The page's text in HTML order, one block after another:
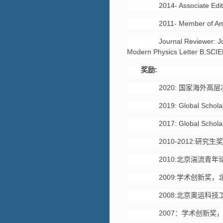
2014- Associate Editor
2011- Member of
Journal Reviewer:
Modern Physics Letter
奖励:
2020: 国家海外高层
2019: Global
2017: Global
2010-2012:研究生奖
2010:北京湍流青年论
2009:学术创新奖，
2008:北京奥运科技工
2007：学术创新奖，